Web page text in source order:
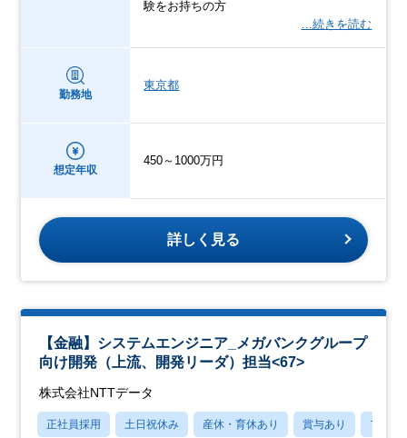
験をお持ちの方
…続きを読む
勤務地
東京都
想定年収
450～1000万円
詳しく見る
【金融】システムエンジニア_メガバンクグループ
向け開発（上流、開発リーダ）担当<67>
株式会社NTTデータ
正社員採用 土日祝休み 産休・育休あり 賞与あり フレッ